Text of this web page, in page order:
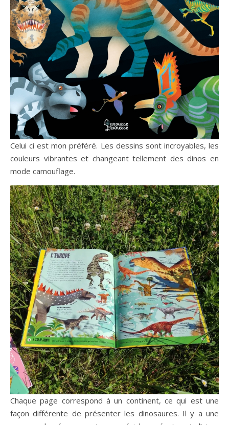
Celui ci est mon préféré. Les dessins sont incroyables, les
couleurs vibrantes et changeant tellement des dinos en
mode camouflage.
Chaque page correspond à un continent, ce qui est une
façon différente de présenter les dinosaures. Il y a une